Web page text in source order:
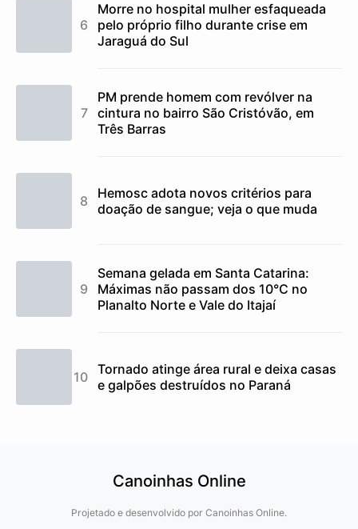
Morre no hospital mulher esfaqueada
pelo próprio filho durante crise em
Jaraguá do Sul
PM prende homem com revólver na
cintura no bairro São Cristóvão, em
Três Barras
Hemosc adota novos critérios para
doação de sangue; veja o que muda
Semana gelada em Santa Catarina:
Máximas não passam dos 10°C no
Planalto Norte e Vale do Itajaí
Tornado atinge área rural e deixa casas
e galpões destruídos no Paraná
Canoinhas Online
Projetado e desenvolvido por Canoinhas Online.